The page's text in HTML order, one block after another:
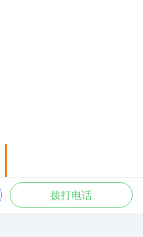
方案
拨打电话